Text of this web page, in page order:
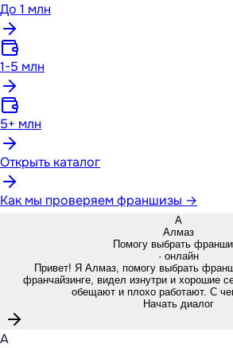
До 1 млн
1-5 млн
5+ млн
Открыть каталог
Как мы проверяем франшизы →
А
Алмаз
Помогу выбрать
· онлайн
Привет! Я Алмаз, помогу выбрать
франчайзинге, видел изнутри и хорошие
обещают и плохо работают. С
Начать диалог
А